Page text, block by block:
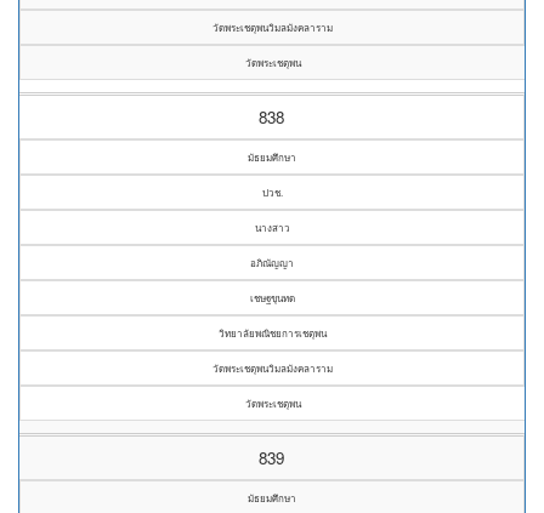
วัดพระเชตุพนวิมลมังคลาราม
วัดพระเชตุพน
838
มัธยมศึกษา
ปวช.
นางสาว
อภิณัญญา
เชษฐขุนทด
วิทยาลัยพณิชยการเชตุพน
วัดพระเชตุพนวิมลมังคลาราม
วัดพระเชตุพน
839
มัธยมศึกษา